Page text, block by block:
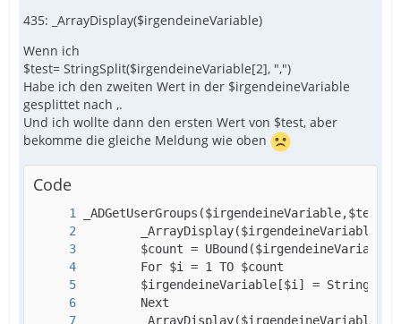
435: _ArrayDisplay($irgendeineVariable)
Wenn ich
$test= StringSplit($irgendeineVariable[2], ",")
Habe ich den zweiten Wert in der $irgendeineVariable
gesplittet nach ,.
Und ich wollte dann den ersten Wert von $test, aber
bekomme die gleiche Meldung wie oben
Code